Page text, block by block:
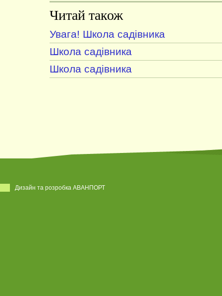
Читай також
Увага! Школа садівника
Школа садівника
Школа садівника
Дизайн та розробка АВАНПОРТ